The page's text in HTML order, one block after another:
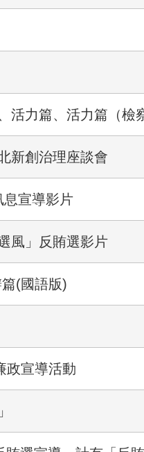
活力篇、活力篇（檢
新創治理座談會
息宣導影片
風」反賄選影片
(國語版)
政宣導活動